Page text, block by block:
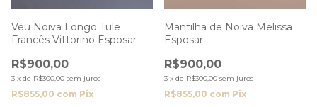
Véu Noiva Longo Tule
Francês Vittorino Esposar
R$900,00
3 x de R$300,00 sem juros
R$855,00 com Pix
Mantilha de Noiva Melissa
Esposar
R$900,00
3 x de R$300,00 sem juros
R$855,00 com Pix